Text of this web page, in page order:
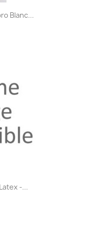
Blanc...
-...